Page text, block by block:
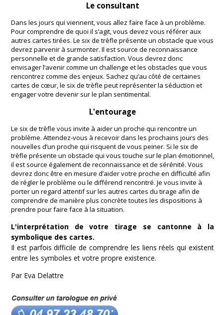
Le consultant
Dans les jours qui viennent, vous allez faire face à un problème.
Pour comprendre de quoi il s’agit, vous devez vous référer aux
autres cartes tirées. Le six de trèfle présente un obstacle que vous
devrez parvenir à surmonter. Il est source de reconnaissance
personnelle et de grande satisfaction. Vous devrez donc
envisager l’avenir comme un challenge et les obstacles que vous
rencontrez comme des enjeux. Sachez qu’au côté de certaines
cartes de cœur, le six de trèfle peut représenter la séduction et
engager votre devenir sur le plan sentimental.
L'entourage
Le six de trèfle vous invite à aider un proche qui rencontre un
problème. Attendez-vous à recevoir dans les prochains jours des
nouvelles d’un proche qui risquent de vous peiner. Si le six de
trèfle présente un obstacle qui vous touche sur le plan émotionnel,
il est source également de reconnaissance et de sérénité. Vous
devrez donc être en mesure d’aider votre proche en difficulté afin
de régler le problème ou le différend rencontré. Je vous invite à
porter un regard attentif sur les autres cartes du tirage afin de
comprendre de manière plus concrète toutes les dispositions à
prendre pour faire face à la situation.
L'interprétation de votre tirage se cantonne à la
symbolique des cartes.
Il est parfois difficile de comprendre les liens réels qui existent
entre les symboles et votre propre existence.
Par Eva Delattre